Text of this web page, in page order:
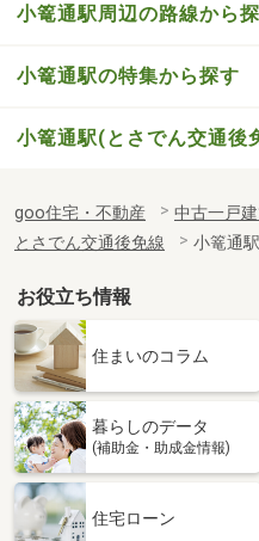
小篭通駅周辺の路線から
小篭通駅の特集から探す
小篭通駅(とさでん交通後
goo住宅・不動産 中古一戸
とさでん交通後免線
小篭通
お役立ち情報
住まいのコラム
暮らしのデータ
(補助金・助成金情報)
住宅ローン